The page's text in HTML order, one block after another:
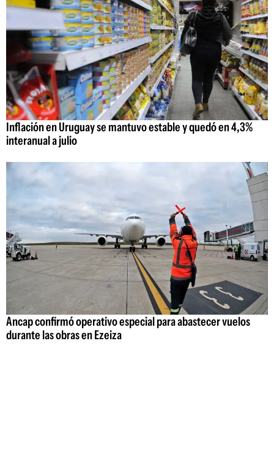
Inflación en Uruguay se mantuvo estable y quedó en 4,3%
interanual a julio
Ancap confirmó operativo especial para abastecer vuelos
durante las obras en Ezeiza